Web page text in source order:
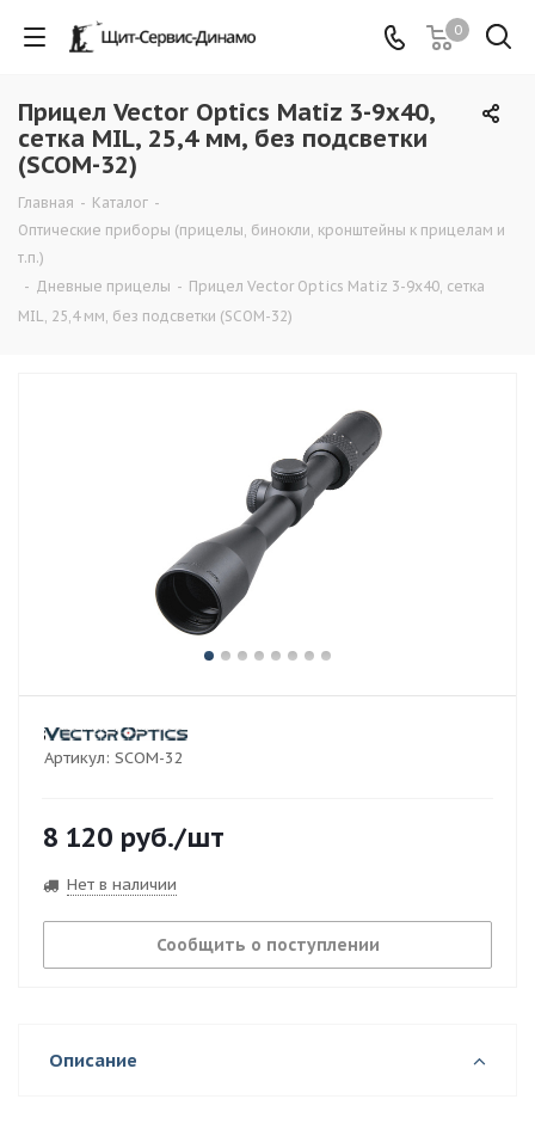
0
Прицел Vector Optics Matiz 3-9x40,
сетка MIL, 25,4 мм, без подсветки
(SCOM-32)
Главная - Каталог -
Оптические приборы (прицелы, бинокли, кронштейны к прицелам и
т.п.)
- Дневные прицелы - Прицел Vector Optics Matiz 3-9x40, сетка
MIL, 25,4 мм, без подсветки (SCOM-32)
Артикул: SCOM-32
8 120 руб./шт
Нет в наличии
Сообщить о поступлении
Описание